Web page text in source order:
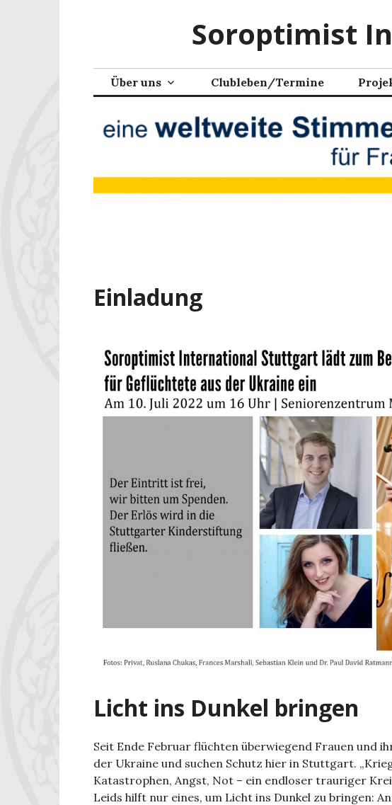
Soroptimist
Über uns Clubleben/Termine
Einladung
Licht ins Dunkel bringen
Seit Ende Februar flüchten überwiegend Frauen und
der Ukraine und suchen Schutz hier in Stuttgart.
Katastrophen, Angst, Not – ein endloser trauriger
Leids hilft nur eines, um Licht ins Dunkel zu bringen: